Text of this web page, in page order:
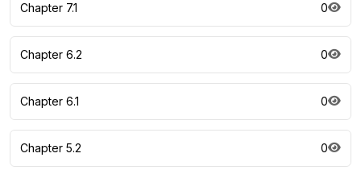
Chapter 7.1 0
Chapter 6.2 0
Chapter 6.1 0
Chapter 5.2 0